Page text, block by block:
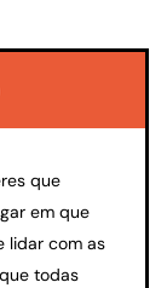
que
em que
lidar com as
todas